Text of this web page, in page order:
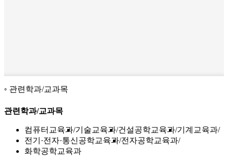
관련학과/교과목
관련학과/교과목
컴퓨터교육과 기술교육과 건설공학교육과 기계교육과
전기·전자·통신공학교육과 전자공학교육과
화학공학교육과